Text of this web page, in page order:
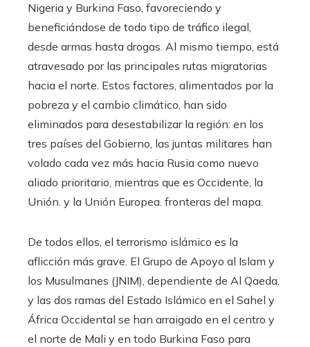
Nigeria y Burkina Faso, favoreciendo y
beneficiándose de todo tipo de tráfico ilegal,
desde armas hasta drogas. Al mismo tiempo, está
atravesado por las principales rutas migratorias
hacia el norte. Estos factores, alimentados por la
pobreza y el cambio climático, han sido
eliminados para desestabilizar la región: en los
tres países del Gobierno, las juntas militares han
volado cada vez más hacia Rusia como nuevo
aliado prioritario, mientras que es Occidente, la
Unión. y la Unión Europea. fronteras del mapa.
De todos ellos, el terrorismo islámico es la
aflicción más grave. El Grupo de Apoyo al Islam y
los Musulmanes (JNIM), dependiente de Al Qaeda,
y las dos ramas del Estado Islámico en el Sahel y
África Occidental se han arraigado en el centro y
el norte de Mali y en todo Burkina Faso para